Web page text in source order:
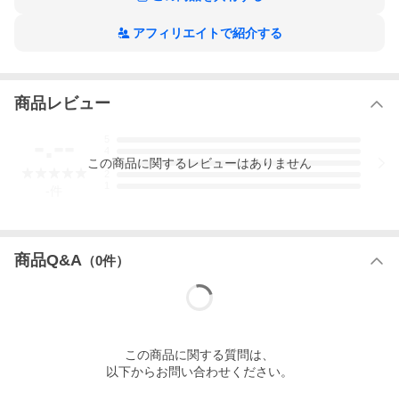
体差がございます。<br>
アフィリエイトで紹介する
商品レビュー
3
この商品に関するレビューはありません
商品Q&A （0件）
この商品に関する質問は、
以下からお問い合わせください。